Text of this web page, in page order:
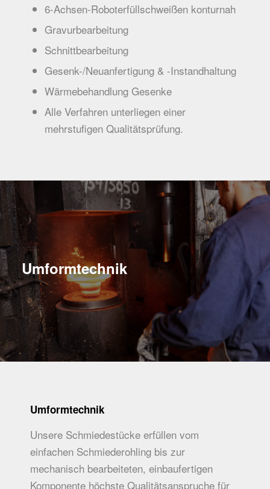
6-Achsen-Roboterfüllschweißen konturnah
Gravurbearbeitung
Schnittbearbeitung
Gesenk-/Neuanfertigung & -Instandhaltung
Wärmebehandlung Gesenke
Alle Verfahren unterliegen einer
mehrstufigen Qualitätsprüfung.
Umformtechnik
Unsere Schmiedestücke erfüllen vom
einfachen Schmiederohling bis zur
mechanisch bearbeiteten, einbaufertigen
Komponente höchste Qualitätsanspruche für
Umformtechnik